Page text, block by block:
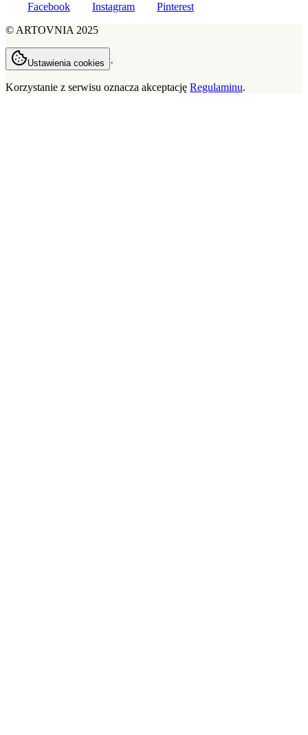
Facebook Instagram
Pinterest
© ARTOVNIA 2025
Ustawienia cookies ·
Korzystanie z serwisu oznacza akceptację Regulaminu.